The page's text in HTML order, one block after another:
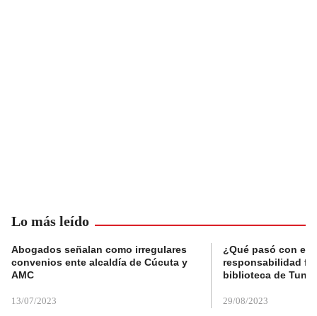
Lo más leído
Abogados señalan como irregulares
convenios ente alcaldía de Cúcuta y
AMC
13/07/2023
¿Qué pasó con el
responsabilidad
biblioteca de
29/08/2023